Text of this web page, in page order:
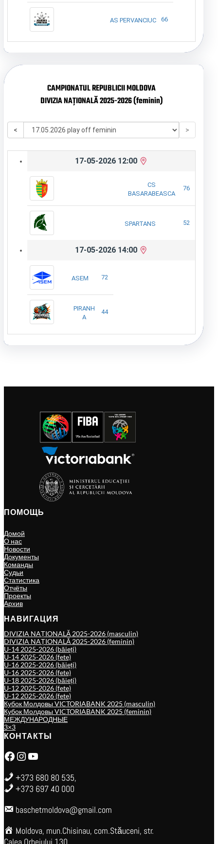
AS PERVANCIUC 66
CAMPIONATUL REPUBLICII MOLDOVA
DIVIZIA NAȚIONALĂ 2025-2026 (feminin)
< >
17-05-2026 12:00
CS
BASARABEASCA
76
SPARTANS 52
17-05-2026 14:00
ASEM 72
PIRANH
A
44
ПОМОЩЬ
Домой
О нас
Новости
Документы
Команды
Судьи
Статистика
Отчёты
Проекты
Архив
НАВИГАЦИЯ
DIVIZIA NAȚIONALĂ 2025-2026 (masculin)
DIVIZIA NAȚIONALĂ 2025-2026 (feminin)
U-14 2025-2026 (băieți)
U-14 2025-2026 (fete)
U-16 2025-2026 (băieți)
U-16 2025-2026 (fete)
U-18 2025-2026 (băieți)
U-12 2025-2026 (fete)
U-12 2025-2026 (fete)
Кубок Молдовы VICTORIABANK 2025 (masculin)
Кубок Молдовы VICTORIABANK 2025 (feminin)
МЕЖДУНАРОДНЫЕ
3×3
КОНТАКТЫ
Facebook Instagram YouTube
+373 680 80 535,
+373 697 40 000
baschetmoldova@gmail.com
Moldova, mun.Chisinau, com.Stăuceni, str.